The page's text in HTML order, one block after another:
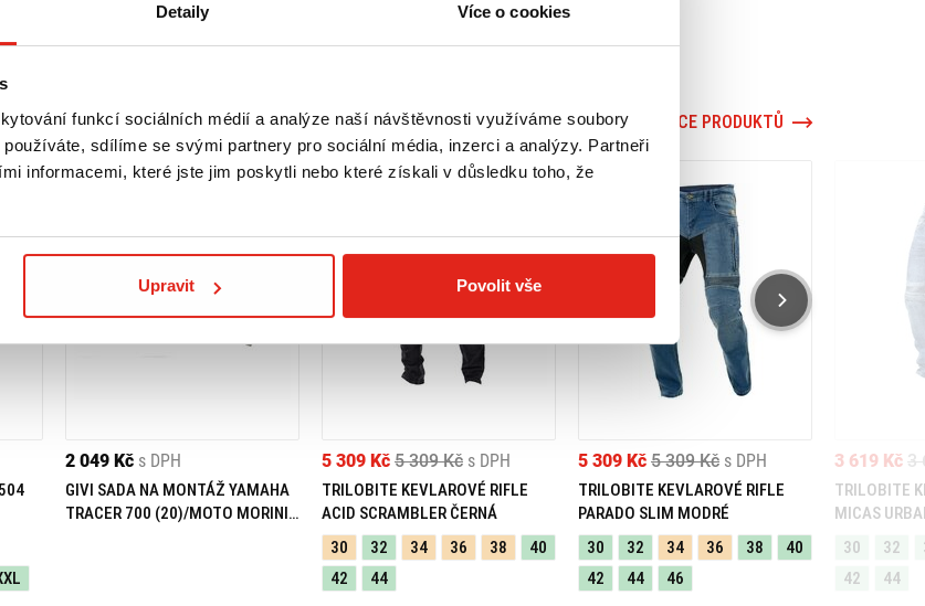
Detaily Více o cookies
funkcí sociálních médií a analýze naší návštěvnosti využíváme soubory
sdílíme se svými partnery pro sociální média, inzerci a analýzy. Partneři
informacemi, které jste jim poskytli nebo které získali v důsledku toho, že
Upravit Povolit vše
VÍCE PRODUKTŮ
2 049 Kč s DPH
GIVI SADA NA MONTÁŽ YAMAHA
TRACER 700 (20)/MOTO MORINI
5 309 Kč
5 309 Kč s DPH
TRILOBITE KEVLAROVÉ RIFLE
ACID SCRAMBLER ČERNÁ
30
32 34 36 38
40
42
44
5 309 Kč
5 309 Kč s DPH
TRILOBITE KEVLAROVÉ RIFLE
PARADO SLIM MODRÉ
30
32 34 36 38
40
42
44 46
3
3 619 Kč
TRILOBITE
MICAS
30
32
42
44